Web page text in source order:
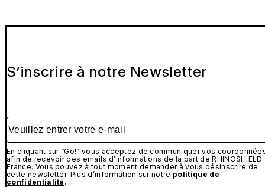
S’inscrire à notre Newsletter
Veuillez entrer votre e-mail
En cliquant sur “Go!” vous acceptez de communiquer vos
afin de recevoir des emails d’informations de la part de RHINOSHIELD
France. Vous pouvez à tout moment demander à vous désinscrire de
cette newsletter. Plus d’information sur notre politique de
confidentialité .